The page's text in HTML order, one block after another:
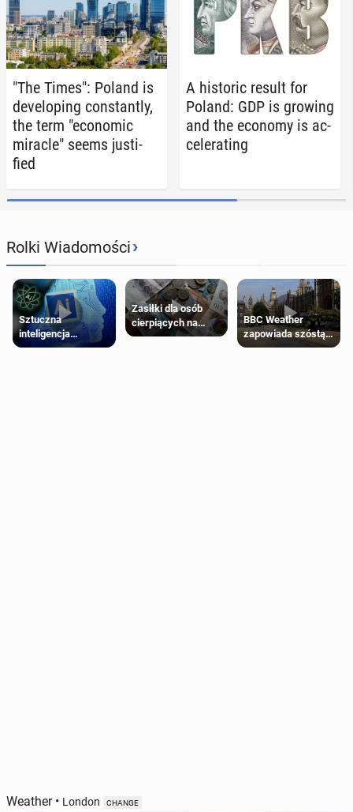
"The Times": Poland is
de­vel­op­ing con­stant­ly,
the term "eco­nom­ic
miracle" seems jus­ti­
fied
A his­toric result for
Poland: GDP is growing
and the economy is ac­
cel­er­at­ing
Rolki Wiadomości›
Sztuczna
inteligencja
próbowała oszukać
Zasiłki dla osób
cierpiących na
schorzenia
BBC Weather
zapowiada szóstą
falę upałów w
Weather• London CHANGE